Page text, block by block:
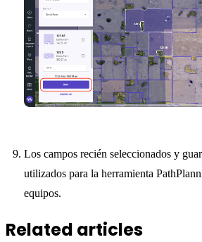
Los campos recién seleccionados y
utilizados para la herramienta
equipos.
Related articles